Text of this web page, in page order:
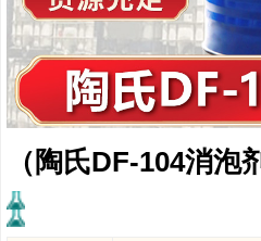
（陶氏DF-104消泡